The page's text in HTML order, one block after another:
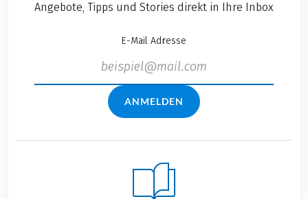
Angebote, Tipps und Stories direkt in Ihre Inbox
E-Mail Adresse
ANMELDEN